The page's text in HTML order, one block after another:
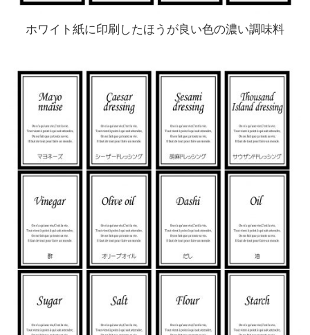
ホワイト紙に印刷したほうが良い色の濃い調味料